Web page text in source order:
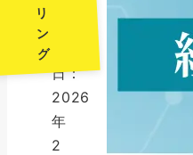
リ
ン
グ
日：
2026
年
2